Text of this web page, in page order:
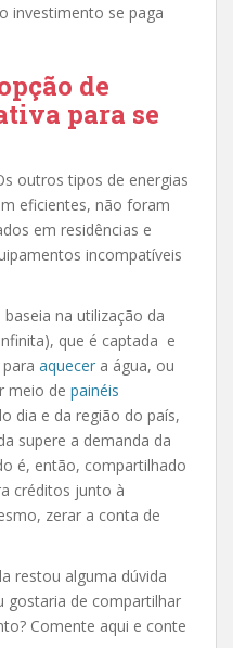
investimento se paga
de
para se
outros tipos de energias
eficientes, não foram
em residências e
incompatíveis
na utilização da
que é captada e
aquecer a água, ou
meio de painéis
dia e da região do país,
supere a demanda da
é, então, compartilhado
créditos junto à
zerar a conta de
restou alguma dúvida
gostaria de compartilhar
Comente aqui e conte